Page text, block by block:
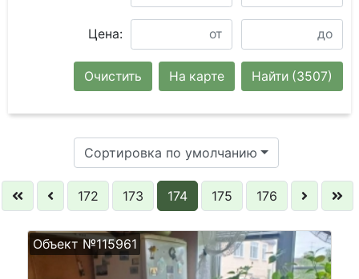
Цена:
Найти (3507)
На карте
Очистить
Сортировка по умолчанию
172 173 174 175 176
Объект №115961